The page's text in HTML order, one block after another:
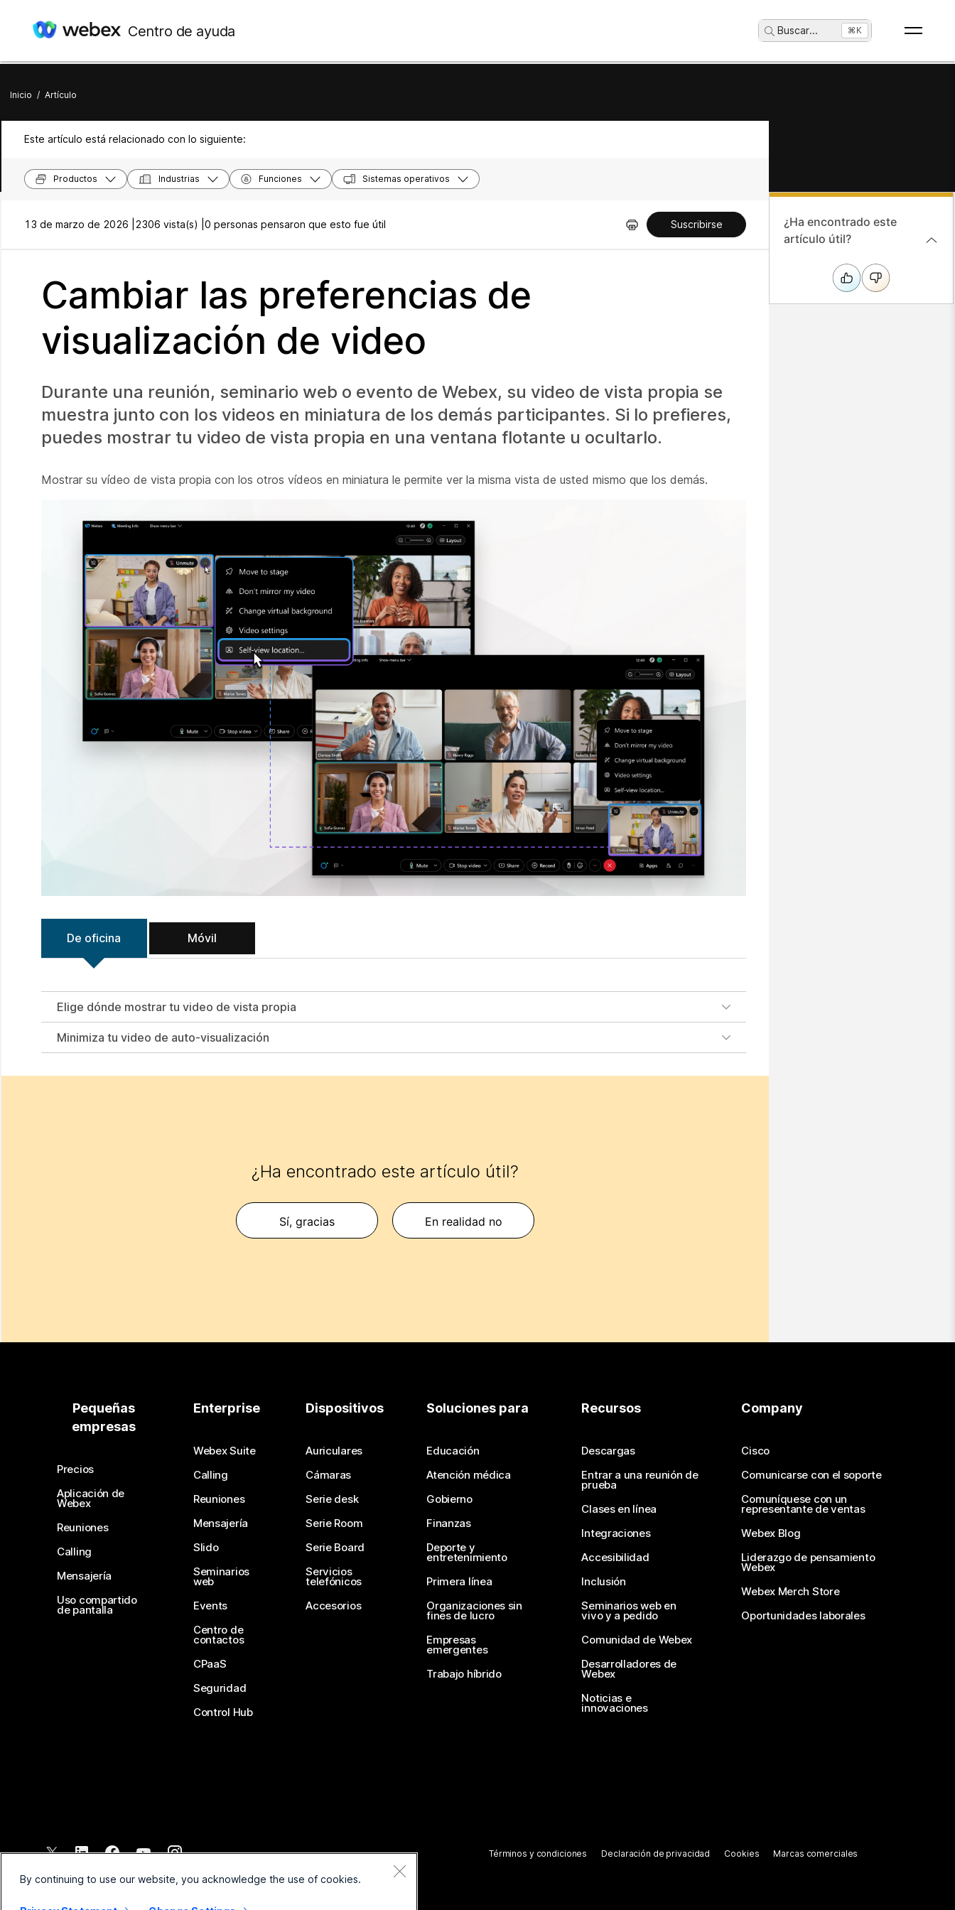
Centro de ayuda Buscar... ⌘K
Inicio / Artículo
Este artículo está relacionado con lo siguiente:
Productos Industrias Funciones Sistemas operativos
13 de marzo de 2026 | 2306 vista(s) | 0 personas pensaron que esto fue útil Suscribirse
Cambiar las preferencias de
visualización de video
Durante una reunión, seminario web o evento de Webex, su video de vista propia se
muestra junto con los videos en miniatura de los demás participantes. Si lo prefieres,
puedes mostrar tu video de vista propia en una ventana flotante u ocultarlo.
Mostrar su vídeo de vista propia con los otros vídeos en miniatura le permite ver la misma vista de usted mismo que los demás.
De oficina Móvil
Elige dónde mostrar tu video de vista propia
Minimiza tu video de auto-visualización
¿Ha encontrado este artículo útil?
Sí, gracias En realidad no
¿Ha encontrado este
artículo útil?
Pequeñas
empresas
Precios
Aplicación de
Webex
Reuniones
Calling
Mensajería
Uso compartido
de pantalla
Enterprise
Webex Suite
Calling
Reuniones
Mensajería
Slido
Seminarios
web
Events
Centro de
contactos
CPaaS
Seguridad
Control Hub
Dispositivos
Auriculares
Cámaras
Serie desk
Serie Room
Serie Board
Servicios
telefónicos
Accesorios
Soluciones para
Educación
Atención médica
Gobierno
Finanzas
Deporte y
entretenimiento
Primera línea
Organizaciones sin
fines de lucro
Empresas
emergentes
Trabajo híbrido
Recursos
Descargas
Entrar a una reunión de
prueba
Clases en línea
Integraciones
Accesibilidad
Inclusión
Seminarios web en
vivo y a pedido
Comunidad de Webex
Desarrolladores de
Webex
Noticias e
innovaciones
Company
Cisco
Comunicarse con el soporte
Comuníquese con un
representante de ventas
Webex Blog
Liderazgo de pensamiento
Webex
Webex Merch Store
Oportunidades laborales
2026 Cisco y/o sus filiales. Todos los derechos reservados.
Términos y condiciones Declaración de privacidad Cookies Marcas comerciales
By continuing to use our website, you acknowledge the use of cookies.